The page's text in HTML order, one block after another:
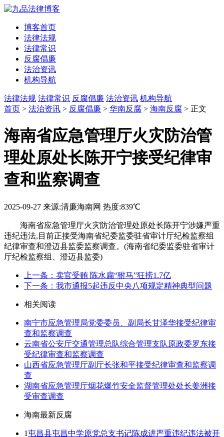
博客首页
法律法规
法律常识
反腐倡廉
法治资讯
机构导航
法律法规 法律常识 反腐倡廉 法治资讯 机构导航
首页 > 法治资讯 > 反腐倡廉 > 华南反腐 > 海南反腐 > 正文
海南省应急管理厅火灾防治管
理处原处长陈开宁接受纪律审
查和监察调查
2025-09-27 来源:清廉海南网 热度:839℃
海南省应急管理厅火灾防治管理处原处长陈开宁涉嫌严重
违纪违法,目前正接受海南省纪委监委驻省审计厅纪检监察组
纪律审查和澄迈县监委监察调查。(海南省纪委监委驻省审计
厅纪检监察组、澄迈县监委)
上一条：卖官受贿 陈水扁“驸马”狂捞1.7亿
下一条：我市通报5起违反中央八项规定精神典型问题
相关阅读
南宁市应急管理局党委委员、副局长甘泽华接受纪律审
查和监察调查
云南省公安厅交通管理总队综合管理支队原政委罗东接
受纪律审查和监察调查
山西省应急管理厅副厅长张和平接受纪律审查和监察调
查
湖南省应急管理厅烟花爆竹安全监督管理处处长姜洲接
受审查调查
海南最新反腐
1屯昌县屯昌中学原党总支书记陈成进严重违纪违法被开